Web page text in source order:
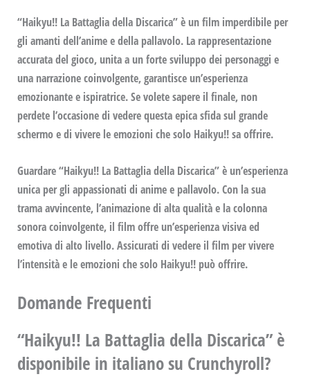
“Haikyu!! La Battaglia della Discarica” è un film imperdibile per
gli amanti dell’anime e della pallavolo. La rappresentazione
accurata del gioco, unita a un forte sviluppo dei personaggi e
una narrazione coinvolgente, garantisce un’esperienza
emozionante e ispiratrice. Se volete sapere il finale, non
perdete l’occasione di vedere questa epica sfida sul grande
schermo e di vivere le emozioni che solo Haikyu!!sa offrire.
Guardare “Haikyu!! La Battaglia della Discarica” è un’esperienza
unica per gli appassionati di anime e pallavolo. Con la sua
trama avvincente, l’animazione di alta qualità e la colonna
sonora coinvolgente, il film offre un’esperienza visiva ed
emotiva di alto livello. Assicurati di vedere il film per vivere
l’intensità e le emozioni che solo Haikyu!! può offrire.
Domande Frequenti
“Haikyu!! La Battaglia della Discarica” è
disponibile in italiano su Crunchyroll?